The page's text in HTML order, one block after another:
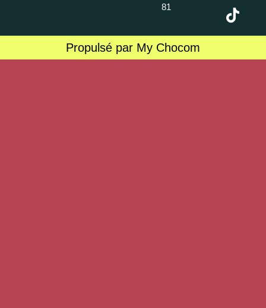
81
Propulsé par My Chocom